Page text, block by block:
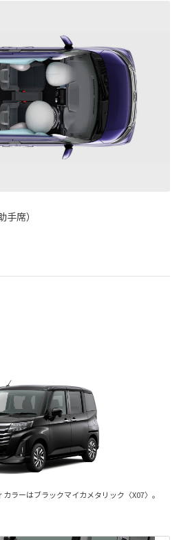
席）
ラーはブラックマイカメタリック〈X07〉。